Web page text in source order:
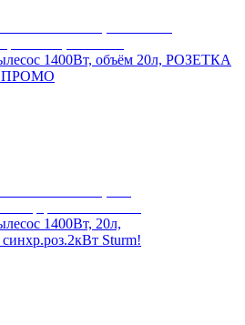
1400Вт, объём 20л, РОЗЕТКА
ПРОМО
1400Вт, 20л,
Sturm!